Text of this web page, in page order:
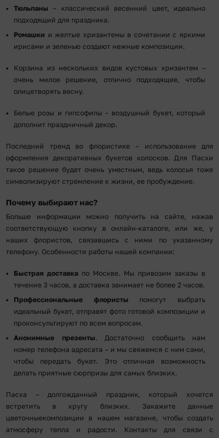
Тюльпаны – классический весенний цвет, идеально
подходящий для праздника.
Ромашки и желтые хризантемы в сочетании с яркими
ирисами и зеленью создают нежные композиции.
Корзина из нескольких видов кустовых хризантем –
очень милое решение, отлично подходящее, чтобы
олицетворять весну.
Белые розы и гипсофилы – воздушный букет, который
дополнит праздничный декор.
Последний тренд во флористике – использование для
оформления декоративных букетов колосков. Для Пасхи
такое решение будет очень уместным, ведь колосья тоже
символизируют стремление к жизни, ее пробуждение.
Почему выбирают нас?
Больше информации можно получить на сайте, нажав
соответствующую кнопку в онлайн-каталоге, или же, у
наших флористов, связавшись с ними по указанному
телефону. Особенности работы нашей компании:
Быстрая доставка по Москве. Мы привозим заказы в
течение 3 часов, а доставка занимает не более 2 часов.
Профессиональные флористы помогут выбрать
идеальный букет, отправят фото готовой композиции и
проконсультируют по всем вопросам.
Анонимные презенты. Достаточно сообщить нам
номер телефона адресата – и мы свяжемся с ним сами,
чтобы передать букет. Это отличная возможность
делать приятные сюрпризы для самых близких.
Пасха – долгожданный праздник, который хочется
встретить в кругу близких. Закажите данные
цветочныекомпозиции в нашем магазине, чтобы создать
атмосферу тепла и радости. Контакты для связи с